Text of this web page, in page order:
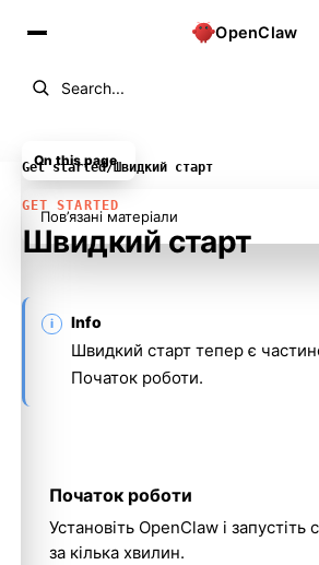
OpenClaw
Search...
Get started/Швидкий старт
GET STARTED
Швидкий старт
Info
Швидкий старт тепер є
Початок роботи.
Початок роботи
Установіть OpenClaw і запустіть
за кілька хвилин.
On this page
Пов’язані матеріали